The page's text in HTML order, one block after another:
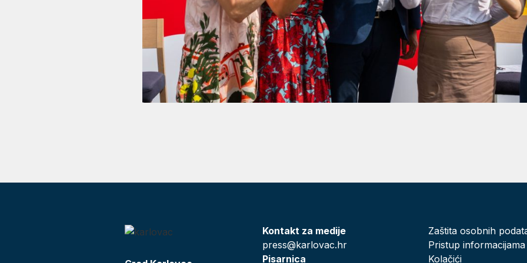
Kontakt za medije
press@karlovac.hr
Pisarnica
Zaštita osobnih
Pristup informacijama
Kolačići